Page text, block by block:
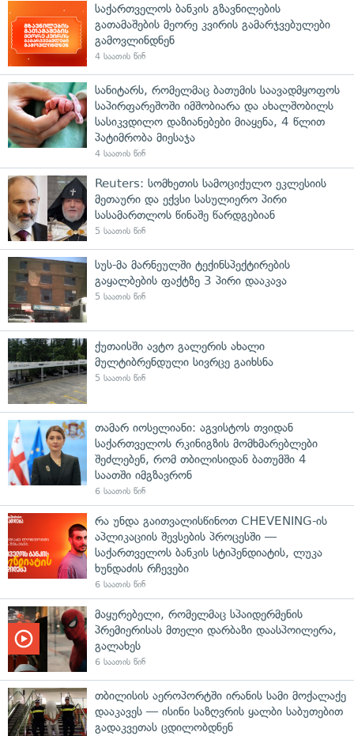
საქართველოს ბანკის გზავნილების
გათამაშების მეორე კვირის გამარჯვებულები
გამოვლინდნენ
4 საათის წინ
სანიტარს, რომელმაც ბათუმის საავადმყოფოს
საპირფარეშოში იმშობიარა და ახალშობილს
სასიკვდილო დაზიანებები მიაყენა, 4 წლით
პატიმრობა მიესაჯა
4 საათის წინ
Reuters: სომხეთის სამოციქულო ეკლესიის
მეთაური და ექვსი სასულიერო პირი
სასამართლოს წინაშე წარდგებიან
5 საათის წინ
სუს-მა მარნეულში ტექინსპექტირების
გაყალბების ფაქტზე 3 პირი დააკავა
5 საათის წინ
ქუთაისში ავტო გალერის ახალი
მულტიბრენდული სივრცე გაიხსნა
5 საათის წინ
თამარ იოსელიანი: აგვისტოს თვიდან
საქართველოს რკინიგზის მომხმარებლები
შეძლებენ, რომ თბილისიდან ბათუმში 4
საათში იმგზავრონ
6 საათის წინ
რა უნდა გაითვალისწინოთ CHEVENING-ის
აპლიკაციის შევსების პროცესში —
საქართველოს ბანკის სტიპენდიატის, ლუკა
ხუნდაძის რჩევები
6 საათის წინ
მაყურებელი, რომელმაც სპაიდერმენის
პრემიერისას მთელი დარბაზი დაასპოილერა,
გალახეს
6 საათის წინ
თბილისის აეროპორტში ირანის სამი მოქალაქე
დააკავეს — ისინი საზღვრის ყალბი საბუთებით
გადაკვეთას ცდილობდნენ